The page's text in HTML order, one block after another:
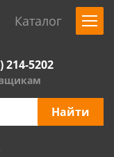
Каталог
214-5202